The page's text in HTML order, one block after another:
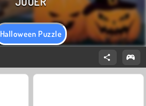
Halloween Puzzle